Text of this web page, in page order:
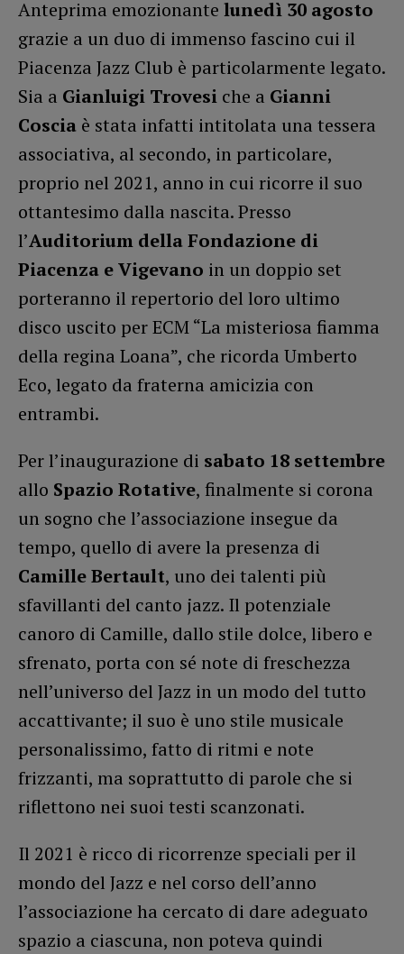
Anteprima emozionante lunedì 30 agosto
grazie a un duo di immenso fascino cui il
Piacenza Jazz Club è particolarmente legato.
Sia a Gianluigi Trovesi che a Gianni
Coscia è stata infatti intitolata una tessera
associativa, al secondo, in particolare,
proprio nel 2021, anno in cui ricorre il suo
ottantesimo dalla nascita. Presso
l’Auditorium della Fondazione di
Piacenza e Vigevano in un doppio set
porteranno il repertorio del loro ultimo
disco uscito per ECM “La misteriosa fiamma
della regina Loana”, che ricorda Umberto
Eco, legato da fraterna amicizia con
entrambi.
Per l’inaugurazione di sabato 18 settembre
allo Spazio Rotative, finalmente si corona
un sogno che l’associazione insegue da
tempo, quello di avere la presenza di
Camille Bertault, uno dei talenti più
sfavillanti del canto jazz. Il potenziale
canoro di Camille, dallo stile dolce, libero e
sfrenato, porta con sé note di freschezza
nell’universo del Jazz in un modo del tutto
accattivante; il suo è uno stile musicale
personalissimo, fatto di ritmi e note
frizzanti, ma soprattutto di parole che si
riflettono nei suoi testi scanzonati.
Il 2021 è ricco di ricorrenze speciali per il
mondo del Jazz e nel corso dell’anno
l’associazione ha cercato di dare adeguato
spazio a ciascuna, non poteva quindi